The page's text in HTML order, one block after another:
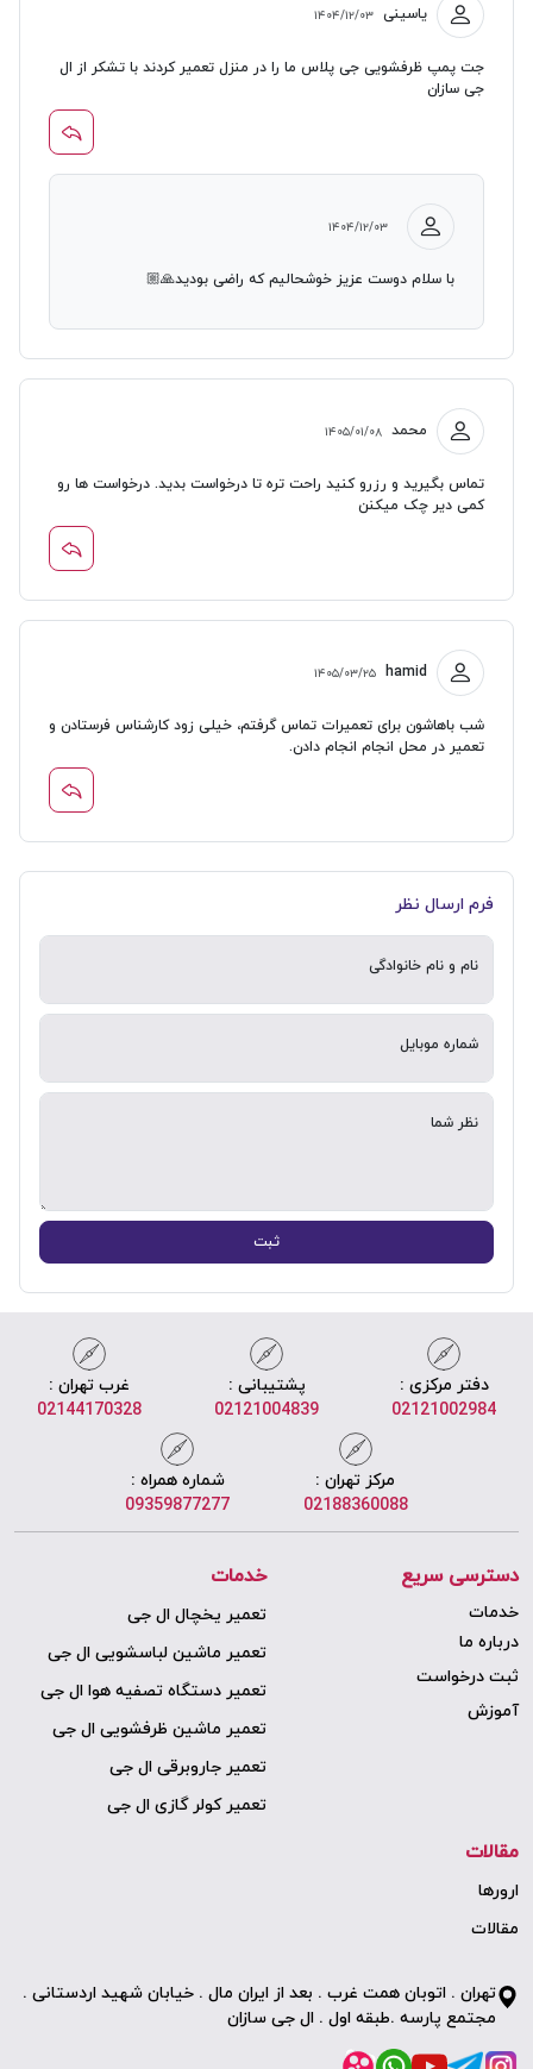
یاسینی ۱۴۰۴/۱۲/۰۳
جت پمپ ظرفشویی جی پلاس ما را در منزل تعمیر کردند با تشکر از ال
جی سازان
۱۴۰۴/۱۲/۰۳
با سلام دوست عزیز خوشحالیم که راضی بودید🙏🏼
محمد ۱۴۰۵/۰۱/۰۸
تماس بگیرید و رزرو کنید راحت تره تا درخواست بدید. درخواست ها رو
کمی دیر چک میکنن
hamid ۱۴۰۵/۰۳/۲۵
شب باهاشون برای تعمیرات تماس گرفتم، خیلی زود کارشناس فرستادن و
تعمیر در محل انجام انجام دادن.
فرم ارسال نظر
نام و نام خانوادگی
شماره موبایل
نظر شما
ثبت
دفتر مرکزی :
02121002984
پشتیبانی :
02121004839
غرب تهران :
02144170328
مرکز تهران :
02188360088
شماره همراه :
09359877277
دسترسی سریع
خدمات
درباره ما
ثبت درخواست
آموزش
خدمات
تعمیر یخچال ال جی
تعمیر ماشین لباسشویی ال جی
تعمیر دستگاه تصفیه هوا ال جی
تعمیر ماشین ظرفشویی ال جی
تعمیر جاروبرقی ال جی
تعمیر کولر گازی ال جی
مقالات
ارورها
مقالات
تهران . اتوبان همت غرب . بعد از ایران مال . خیابان شهید اردستانی .
مجتمع پارسه .طبقه اول . ال جی سازان